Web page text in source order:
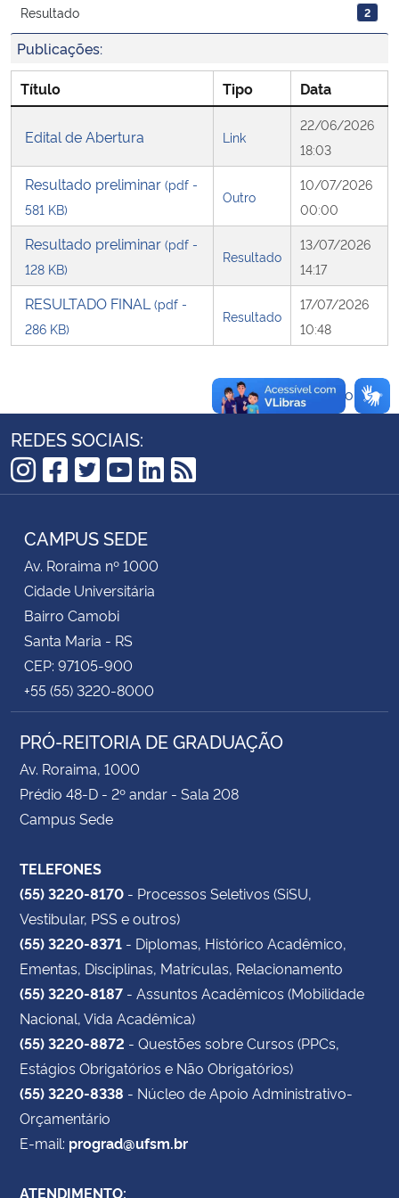
Secretaria-Geral
Secretaria de Governo
Gabinete de Segurança Institucional
Advocacia-Geral da União
Banco Central do Brasil
Planalto
Resultado 2
Publicações:
Título Tipo Data
Edital de Abertura Link
22/06/2026
18:03
Resultado preliminar (pdf -
581 KB)
Outro
10/07/2026
00:00
Resultado preliminar (pdf -
128 KB)
Resultado
13/07/2026
14:17
RESULTADO FINAL (pdf -
286 KB)
Resultado
17/07/2026
10:48
Voltar ao topo
REDES SOCIAIS:
Instagram
Facebook
Twitter
YouTube
LinkedIn
RSS
CAMPUS SEDE
Av. Roraima nº 1000
Cidade Universitária
Bairro Camobi
Santa Maria - RS
CEP: 97105-900
+55 (55) 3220-8000
PRÓ-REITORIA DE GRADUAÇÃO
Av. Roraima, 1000
Prédio 48-D - 2º andar - Sala 208
Campus Sede
TELEFONES
(55) 3220-8170 - Processos Seletivos (SiSU,
Vestibular, PSS e outros)
(55) 3220-8371 - Diplomas, Histórico Acadêmico,
Ementas, Disciplinas, Matrículas, Relacionamento
(55) 3220-8187 - Assuntos Acadêmicos (Mobilidade
Nacional, Vida Acadêmica)
(55) 3220-8872 - Questões sobre Cursos (PPCs,
Estágios Obrigatórios e Não Obrigatórios)
(55) 3220-8338 - Núcleo de Apoio Administrativo-
Orçamentário
E-mail: prograd@ufsm.br
ATENDIMENTO: